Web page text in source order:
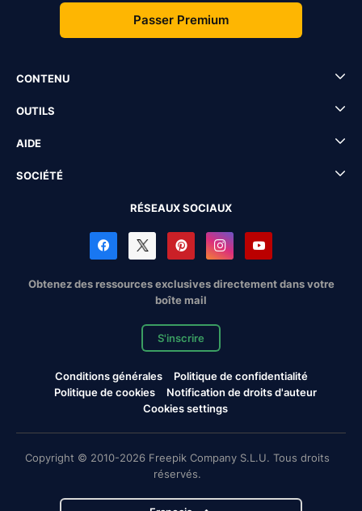
Passer Premium
CONTENU
OUTILS
AIDE
SOCIÉTÉ
RÉSEAUX SOCIAUX
Obtenez des ressources exclusives directement dans votre
boîte mail
S'inscrire
Conditions générales
Politique de confidentialité
Politique de cookies
Notification de droits d'auteur
Cookies settings
Copyright © 2010-2026 Freepik Company S.L.U. Tous droits
réservés.